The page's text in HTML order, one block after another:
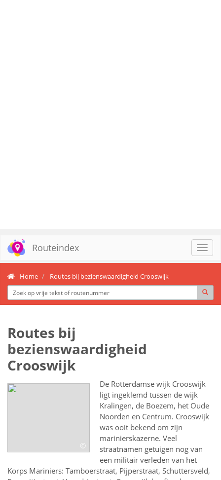
Routeindex
Home Routes bij bezienswaardigheid Crooswijk
Routes bij
bezienswaardigheid
Crooswijk
©
De Rotterdamse wijk Crooswijk
ligt ingeklemd tussen de wijk
Kralingen, de Boezem, het Oude
Noorden en Centrum. Crooswijk
was ooit bekend om zijn
marinierskazerne. Veel
straatnamen getuigen nog van
een militair verleden van het
Korps Mariniers: Tamboerstraat, Pijperstraat, Schuttersveld,